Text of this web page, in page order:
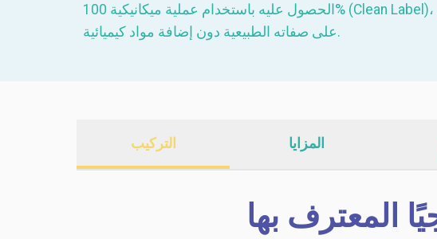
الحصول عليه باستخدام عملية ميكانيكية 100% (Clean Label)، ويستفيد من قشر البيض من قشور البيض ويحافظ
على صفاته الطبيعية دون إضافة مواد كيميائية.
التركيب المزايا